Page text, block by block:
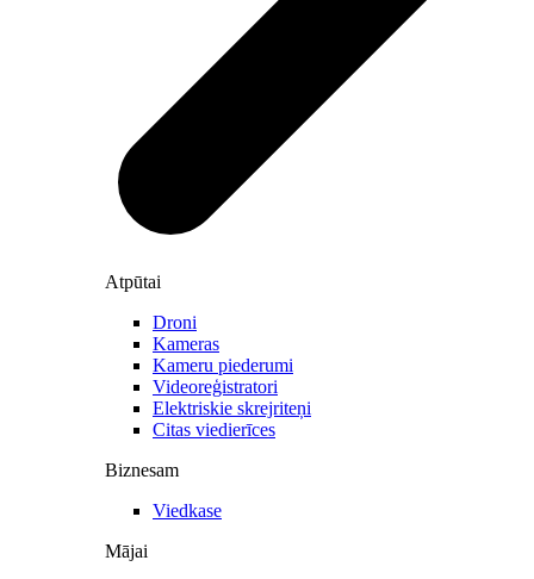
Atpūtai
Droni
Kameras
Kameru piederumi
Videoreģistratori
Elektriskie skrejriteņi
Citas viedierīces
Biznesam
Viedkase
Mājai